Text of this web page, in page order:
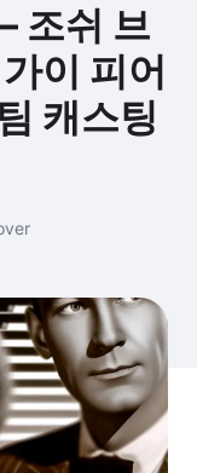
조쉬 브
이 피어
캐스팅